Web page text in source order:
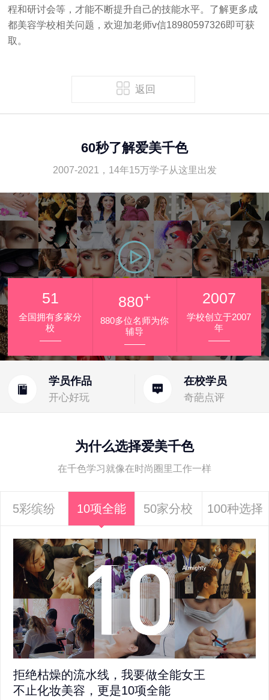
程和研讨会等，才能不断提升自己的技能水平。了解更多成
都美容学校相关问题，欢迎加老师v信18980597326即可获
取。
返回
60秒了解爱美千色
2007-2021，14年15万学子从这里出发
学员作品
开心好玩
在校学员
奇葩点评
51
全国拥有多家分
校
880+
880多位名师为你
辅导
2007
学校创立于2007
年
为什么选择爱美千色
在千色学习就像在时尚圈里工作一样
5彩缤纷 10项全能 50家分校 100种选择
拒绝枯燥的流水线，我要做全能女王
不止化妆美容，更是10项全能